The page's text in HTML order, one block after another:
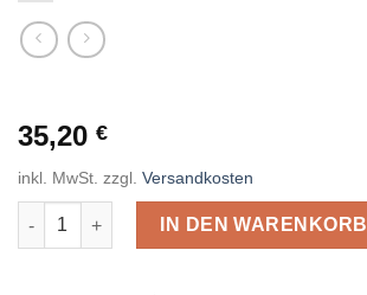
35,20 €
inkl. MwSt. zzgl. Versandkosten
Stihl Sägekette Micro Nr. 3652-72 Menge
IN DEN WARENKORB